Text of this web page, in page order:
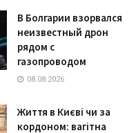
В Болгарии взорвался
неизвестный дрон
рядом с
газопроводом
08.08.2026
Життя в Києві чи за
кордоном: вагітна